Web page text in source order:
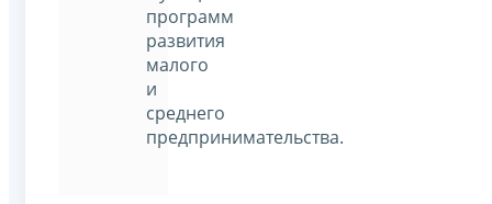
программ
развития
малого
и
среднего
предпринимательства.